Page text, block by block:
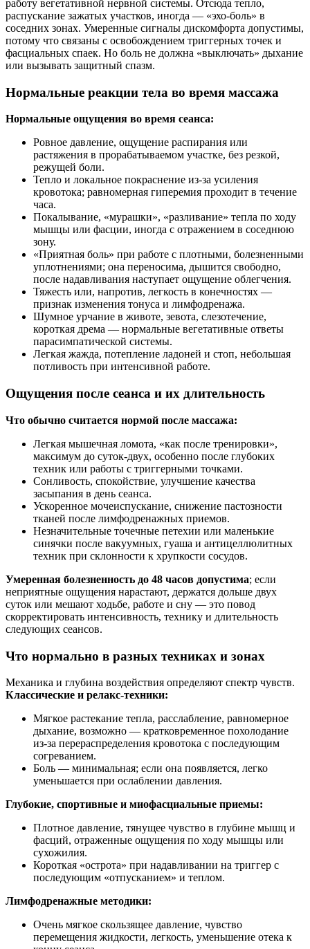
работу вегетативной нервной системы. Отсюда тепло,
распускание зажатых участков, иногда — «эхо-боль» в
соседних зонах. Умеренные сигналы дискомфорта допустимы,
потому что связаны с освобождением триггерных точек и
фасциальных спаек. Но боль не должна «выключать» дыхание
или вызывать защитный спазм.
Нормальные реакции тела во время массажа
Нормальные ощущения во время сеанса:
Ровное давление, ощущение распирания или
растяжения в прорабатываемом участке, без резкой,
режущей боли.
Тепло и локальное покраснение из‑за усиления
кровотока; равномерная гиперемия проходит в течение
часа.
Покалывание, «мурашки», «разливание» тепла по ходу
мышцы или фасции, иногда с отражением в соседнюю
зону.
«Приятная боль» при работе с плотными, болезненными
уплотнениями; она переносима, дышится свободно,
после надавливания наступает ощущение облегчения.
Тяжесть или, напротив, легкость в конечностях —
признак изменения тонуса и лимфодренажа.
Шумное урчание в животе, зевота, слезотечение,
короткая дрема — нормальные вегетативные ответы
парасимпатической системы.
Легкая жажда, потепление ладоней и стоп, небольшая
потливость при интенсивной работе.
Ощущения после сеанса и их длительность
Что обычно считается нормой после массажа:
Легкая мышечная ломота, «как после тренировки»,
максимум до суток‑двух, особенно после глубоких
техник или работы с триггерными точками.
Сонливость, спокойствие, улучшение качества
засыпания в день сеанса.
Ускоренное мочеиспускание, снижение пастозности
тканей после лимфодренажных приемов.
Незначительные точечные петехии или маленькие
синячки после вакуумных, гуаша и антицеллюлитных
техник при склонности к хрупкости сосудов.
Умеренная болезненность до 48 часов допустима; если
неприятные ощущения нарастают, держатся дольше двух
суток или мешают ходьбе, работе и сну — это повод
скорректировать интенсивность, технику и длительность
следующих сеансов.
Что нормально в разных техниках и зонах
Механика и глубина воздействия определяют спектр чувств.
Классические и релакс-техники:
Мягкое растекание тепла, расслабление, равномерное
дыхание, возможно — кратковременное похолодание
из‑за перераспределения кровотока с последующим
согреванием.
Боль — минимальная; если она появляется, легко
уменьшается при ослаблении давления.
Глубокие, спортивные и миофасциальные приемы:
Плотное давление, тянущее чувство в глубине мышц и
фасций, отраженные ощущения по ходу мышцы или
сухожилия.
Короткая «острота» при надавливании на триггер с
последующим «отпусканием» и теплом.
Лимфодренажные методики:
Очень мягкое скользящее давление, чувство
перемещения жидкости, легкость, уменьшение отека к